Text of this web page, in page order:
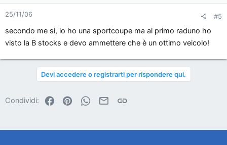
25/11/06 #5
secondo me si, io ho una sportcoupe ma al primo raduno ho
visto la B stocks e devo ammettere che è un ottimo veicolo!
Devi accedere o registrarti per rispondere qui.
Condividi: FacebookPinterestWhatsApp
Email